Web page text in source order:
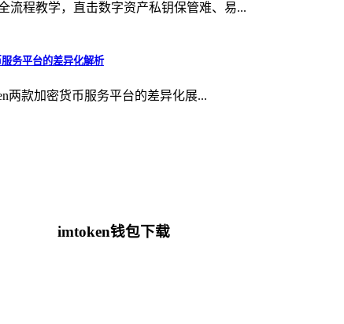
流程教学，直击数字资产私钥保管难、易...
务平台的差异化解析
两款加密货币服务平台的差异化展...
imtoken钱包下载